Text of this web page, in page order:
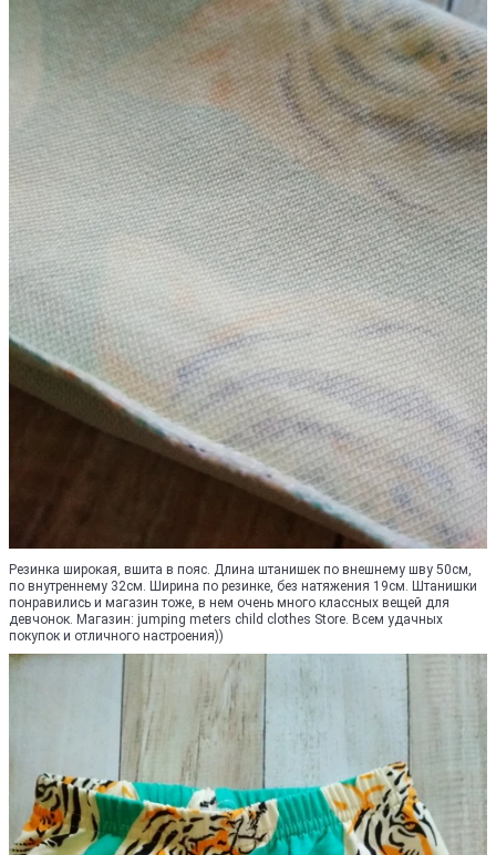
Резинка широкая, вшита в пояс. Длина штанишек по внешнему шву 50см,
по внутреннему 32см. Ширина по резинке, без натяжения 19см. Штанишки
понравились и магазин тоже, в нем очень много классных вещей для
девчонок. Магазин: jumping meters child clothes Store. Всем удачных
покупок и отличного настроения))